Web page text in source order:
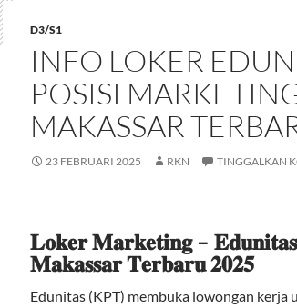
D3/S1
INFO LOKER
POSISI
MAKASSAR
23 FEBRUARI 2025 RKN TINGGALKAN
𝐋𝐨𝐤𝐞𝐫 𝐌𝐚𝐫𝐤𝐞𝐭𝐢𝐧𝐠 –
𝐌𝐚𝐤𝐚𝐬𝐬𝐚𝐫 𝐓𝐞𝐫𝐛𝐚𝐫𝐮 𝟐𝟎𝟐𝟓
Edunitas (KPT) membuka lowongan kerja